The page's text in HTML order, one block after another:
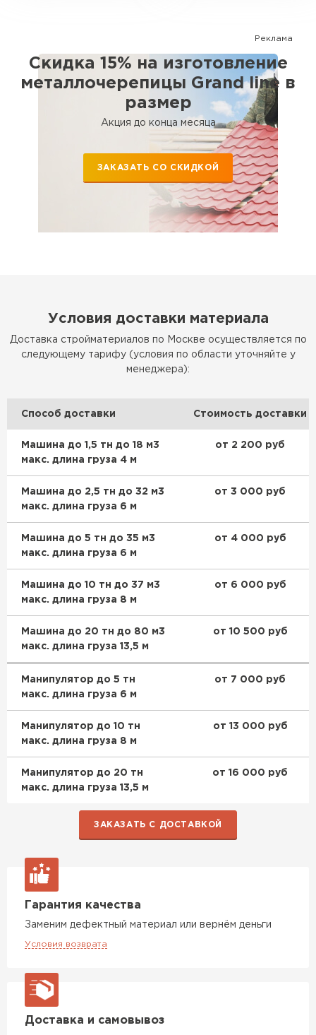
Реклама
Скидка 15% на изготовление
металлочерепицы Grand line в
размер
Акция до конца месяца
ЗАКАЗАТЬ СО СКИДКОЙ
Условия доставки материала
Доставка стройматериалов по Москве осуществляется по
следующему тарифу (условия по области уточняйте у
менеджера):
Способ доставки Стоимость доставки
Машина до 1,5 тн до 18 м3
макс. длина груза 4 м
от 2 200 руб
Машина до 2,5 тн до 32 м3
макс. длина груза 6 м
от 3 000 руб
Машина до 5 тн до 35 м3
макс. длина груза 6 м
от 4 000 руб
Машина до 10 тн до 37 м3
макс. длина груза 8 м
от 6 000 руб
Машина до 20 тн до 80 м3
макс. длина груза 13,5 м
от 10 500 руб
Манипулятор до 5 тн
макс. длина груза 6 м
от 7 000 руб
Манипулятор до 10 тн
макс. длина груза 8 м
от 13 000 руб
Манипулятор до 20 тн
макс. длина груза 13,5 м
от 16 000 руб
ЗАКАЗАТЬ С ДОСТАВКОЙ
Гарантия качества
Заменим дефектный материал или вернём деньги
Условия возврата
Доставка и самовывоз
ПЕРЕЙТИ
ПЕРЕЙТИ